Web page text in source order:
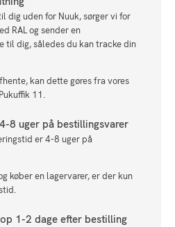
dig uden for Nuuk, sørger vi for
RAL og sender en
til dig, således du kan tracke din
kan dette gøres fra vores
11.
8 uger på bestillingsvarer
er 4-8 uger på
køber en lagervarer, er der kun
1-2 dage efter bestilling